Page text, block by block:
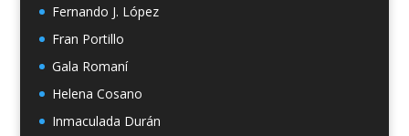
Fernando J. López
Fran Portillo
Gala Romaní
Helena Cosano
Inmaculada Durán